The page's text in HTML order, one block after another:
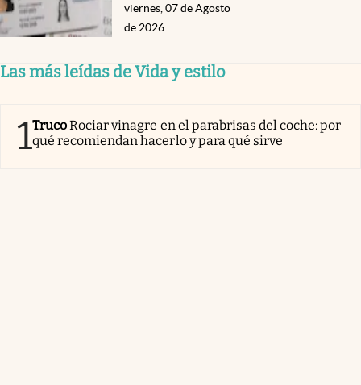
viernes, 07 de Agosto
de 2026
Las más leídas de Vida y estilo
1TrucoRociar vinagre en el parabrisas del coche: por
qué recomiendan hacerlo y para qué sirve